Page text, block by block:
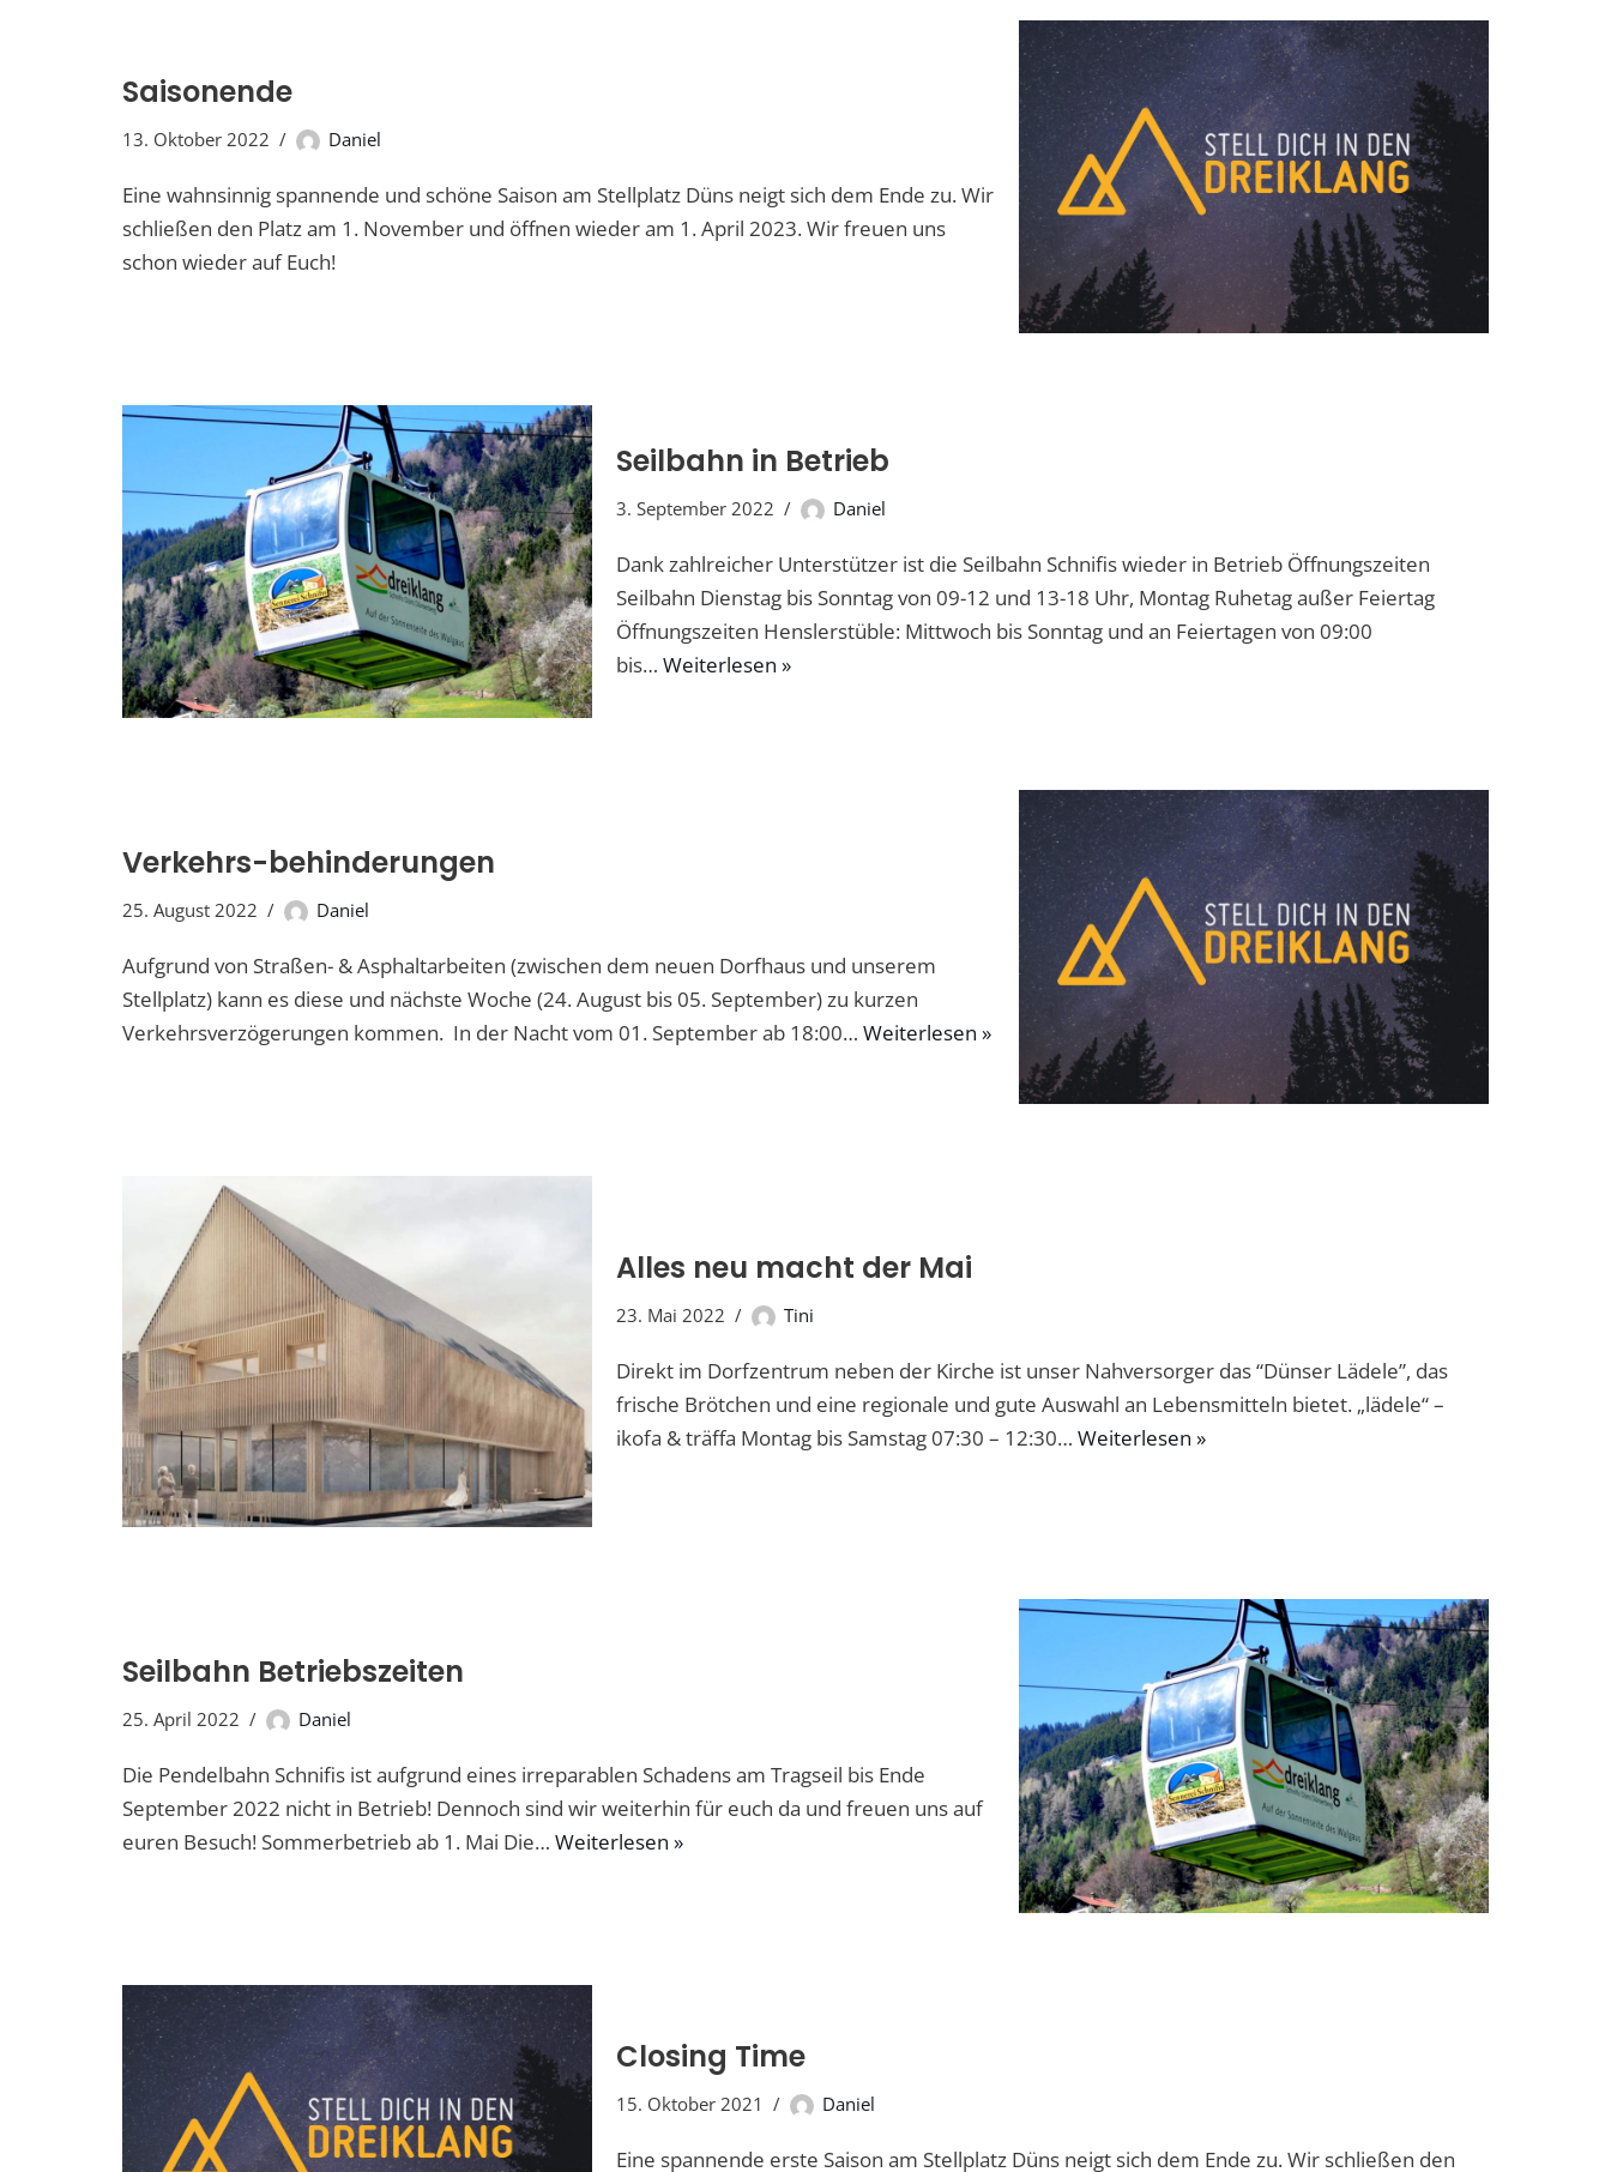
Saisonende
13. Oktober 2022 Daniel
Eine wahnsinnig spannende und schöne Saison am Stellplatz Düns neigt sich dem Ende zu. Wir
schließen den Platz am 1. November und öffnen wieder am 1. April 2023. Wir freuen uns
schon wieder auf Euch!
Seilbahn in Betrieb
3. September 2022 Daniel
Dank zahlreicher Unterstützer ist die Seilbahn Schnifis wieder in Betrieb Öffnungszeiten
Seilbahn Dienstag bis Sonntag von 09-12 und 13-18 Uhr, Montag Ruhetag außer Feiertag
Öffnungszeiten Henslerstüble: Mittwoch bis Sonntag und an Feiertagen von 09:00
bis… Weiterlesen »
Verkehrs-behinderungen
25. August 2022 Daniel
Aufgrund von Straßen- & Asphaltarbeiten (zwischen dem neuen Dorfhaus und unserem
Stellplatz) kann es diese und nächste Woche (24. August bis 05. September) zu kurzen
Verkehrsverzögerungen kommen. In der Nacht vom 01. September ab 18:00… Weiterlesen »
Alles neu macht der Mai
23. Mai 2022 Tini
Direkt im Dorfzentrum neben der Kirche ist unser Nahversorger das “Dünser Lädele”, das
frische Brötchen und eine regionale und gute Auswahl an Lebensmitteln bietet. „lädele“ –
ikofa & träffa Montag bis Samstag 07:30 – 12:30… Weiterlesen »
Seilbahn Betriebszeiten
25. April 2022 Daniel
Die Pendelbahn Schnifis ist aufgrund eines irreparablen Schadens am Tragseil bis Ende
September 2022 nicht in Betrieb! Dennoch sind wir weiterhin für euch da und freuen uns auf
euren Besuch! Sommerbetrieb ab 1. Mai Die… Weiterlesen »
Closing Time
15. Oktober 2021 Daniel
Eine spannende erste Saison am Stellplatz Düns neigt sich dem Ende zu. Wir schließen den